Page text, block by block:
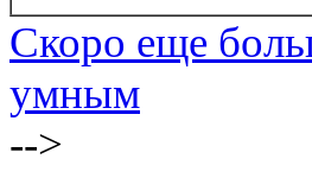
Скоро еще
умным
-->